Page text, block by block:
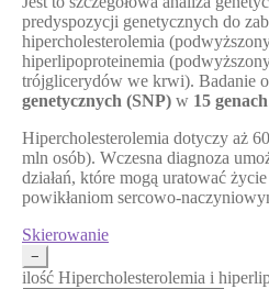
predyspozycji genetycznych do
hipercholesterolemia
hiperlipoproteinemia
trójglicerydów we krwi). Badanie
genetycznych (SNP) w 15 genach
Hipercholesterolemia dotyczy aż
mln osób). Wczesna diagnoza
działań, które mogą uratować
powikłaniom sercowo-
Skierowanie
−
ilość Hipercholesterolemia i